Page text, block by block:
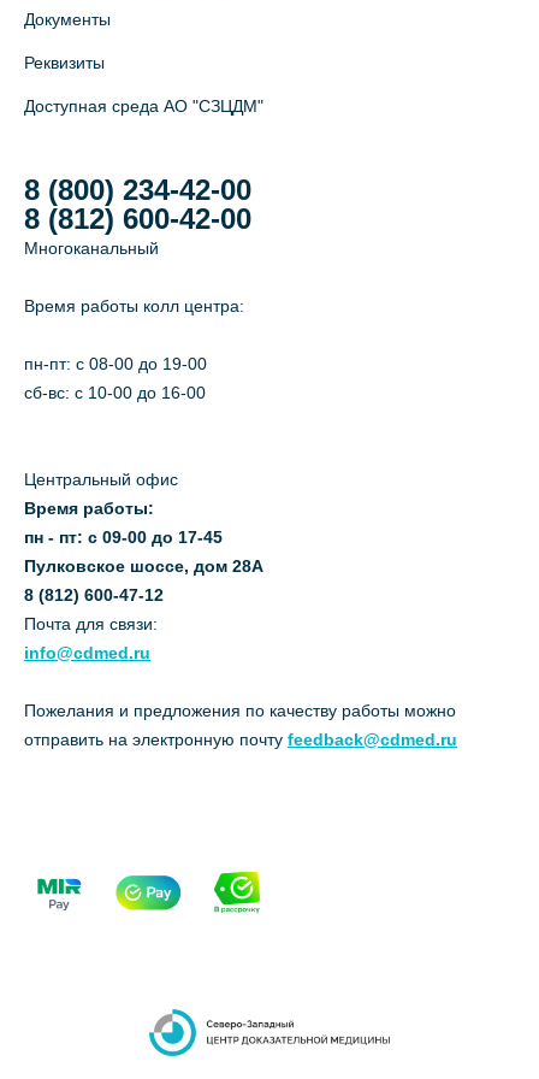
Документы
Реквизиты
Доступная среда АО "СЗЦДМ"
8 (800) 234-42-00
8 (812) 600-42-00
Многоканальный
Время работы колл центра:
пн-пт: c 08-00 до 19-00
сб-вс: с 10-00 до 16-00
Центральный офис
Время работы:
пн - пт: с 09-00 до 17-45
Пулковское шоссе, дом 28А
8 (812) 600-47-12
Почта для связи:
info@cdmed.ru
Пожелания и предложения по качеству работы можно
отправить на электронную почту feedback@cdmed.ru